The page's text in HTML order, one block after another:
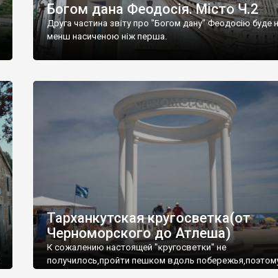
Богом дана Феодосія. Місто Ч.2
Друга частина звіту про "Богом дану" Феодосію буде
менш насиченою ніж перша.
Тарханкутская кругосветка(от
Черноморского до Атлеша)
К сожалению настоящей "кругосветки" не
получилось,пройти пешком вдоль